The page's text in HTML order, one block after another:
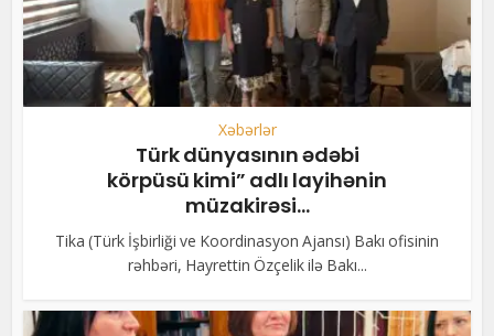
Xəbərlər
Türk dünyasının ədəbi
körpüsü kimi” adlı layihənin
müzakirəsi...
Tika (Türk İşbirliği ve Koordinasyon Ajansı) Bakı ofisinin
rəhbəri, Hayrettin Özçelik ilə Bakı...